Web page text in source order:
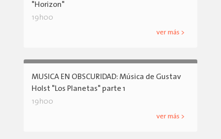
"Horizon"
19h00
ver más >
MUSICA EN OBSCURIDAD: Música de Gustav
Holst "Los Planetas" parte 1
19h00
ver más >